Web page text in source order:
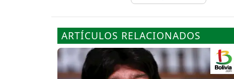
ARTÍCULOS RELACIONADOS